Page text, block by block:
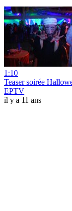
1:10
Teaser soirée
EPTV
il y a 11 ans